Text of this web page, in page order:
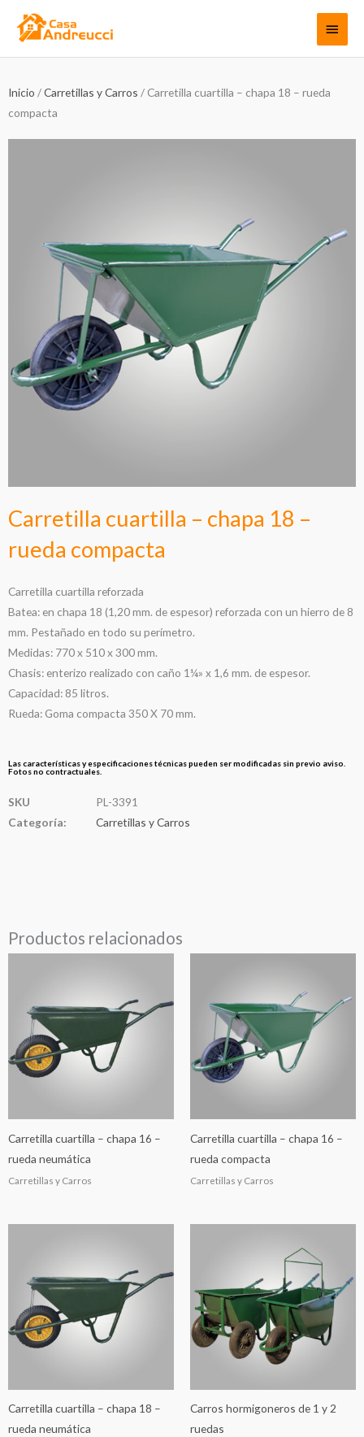
Menú
Inicio /Carretillas y Carros / Carretilla cuartilla – chapa 18 – rueda
compacta
Carretilla cuartilla – chapa 18 –
rueda compacta
Carretilla cuartilla reforzada
Batea: en chapa 18 (1,20 mm. de espesor) reforzada con un hierro de 8
mm. Pestañado en todo su perímetro.
Medidas: 770 x 510 x 300 mm.
Chasis: enterizo realizado con caño 1¼» x 1,6 mm. de espesor.
Capacidad: 85 litros.
Rueda: Goma compacta 350 X 70 mm.
Las características y especificaciones técnicas pueden ser modificadas sin previo aviso.
Fotos no contractuales.
SKU
PL-3391
Categoría:
Carretillas y Carros
Productos relacionados
Carretilla cuartilla – chapa 16 –
rueda neumática
Carretillas y Carros
Carretilla cuartilla – chapa 16 –
rueda compacta
Carretillas y Carros
Carretilla cuartilla – chapa 18 –
rueda neumática
Carros hormigoneros de 1 y 2
ruedas